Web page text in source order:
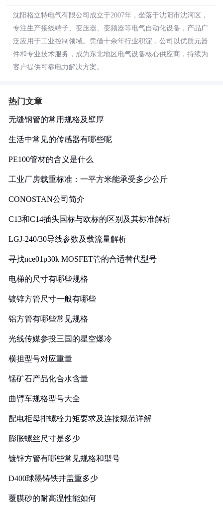
沈阳格立特电气有限公司成立于2007年，坐落于沈阳市沈河区，
专注生产接线端子、变压器、变频器等电气自动化设备，产品广
泛应用于工业控制领域。凭借十余年行业积淀，公司以优质元器
件和专业技术服务，成为东北地区电气设备核心供应商，持续为
客户提供可靠电力解决方案。
热门文章
无缝钢管的常用规格及壁厚
生活中常见的传感器有哪些呢
PE100管材的含义是什么
工业厂房载重标准：一平方米能承受多少公斤
CONOSTAN公司简介
C13和C14插头国标与欧标的区别及其标准解析
LGJ-240/30导线参数及载流量解析
寻找nce01p30k MOSFET管的合适替代型号
电梯的尺寸有哪些规格
镀锌方管尺寸一般有哪些
铝方管有哪些常见规格
光线传媒参投三国的星空爆冷
横担型号对应重量
锰矿石产品化合水含量
曲臂车规格型号大全
配电柜母排螺栓力矩要求及连接规范详解
膨胀螺丝尺寸是多少
镀锌方管有哪些常见规格和型号
D400球墨铸铁井盖重多少
覆膜砂的耐高温性能如何